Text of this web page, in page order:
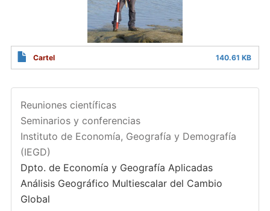
Cartel 140.61 KB
Reuniones científicas
Seminarios y conferencias
Instituto de Economía, Geografía y Demografía
(IEGD)
Dpto. de Economía y Geografía Aplicadas
Análisis Geográfico Multiescalar del Cambio
Global